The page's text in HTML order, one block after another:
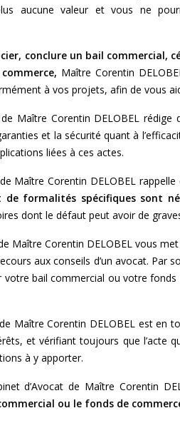
aucune valeur et vous ne
conclure un bail commercial,
Maître Corentin
à vos projets, afin de vous
de Maître Corentin DELOBEL
et la sécurité quant à
liées à ces actes.
de Maître Corentin DELOBEL
de formalités spécifiques sont
dont le défaut peut avoir de
Maître Corentin DELOBEL vous
aux conseils d’un avocat. Par
votre bail commercial ou votre
Maître Corentin DELOBEL est
et vérifiant toujours que l’acte
à y apporter.
d’Avocat de Maître Corentin
ou le fonds de